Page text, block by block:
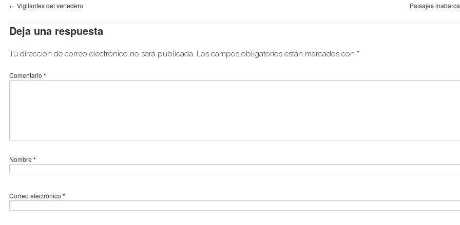
← Vigilantes del vertedero Paisajes
Deja una respuesta
Tu dirección de correo electrónico no será publicada. Los campos obligatorios están marcados con *
Comentario *
Nombre *
Correo electrónico *